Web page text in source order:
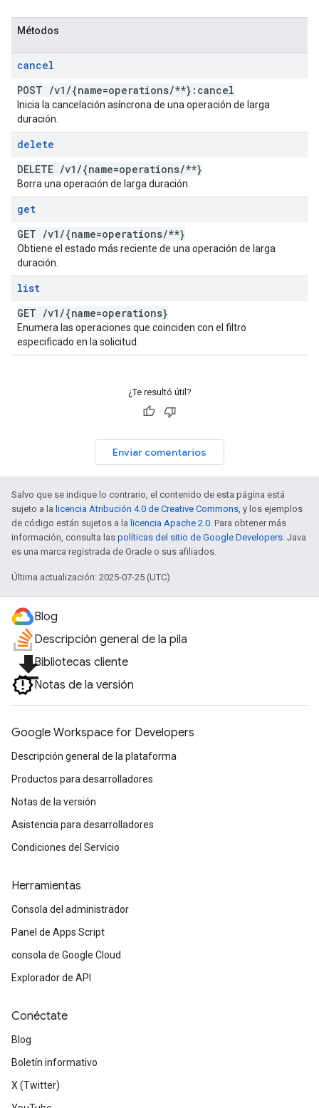
Métodos
cancel
POST /v1 /{name=operations/**}:cancel
Inicia la cancelación asíncrona de una operación de larga
duración.
delete
DELETE /v1 /{name=operations/**}
Borra una operación de larga duración.
get
GET /v1 /{name=operations/**}
Obtiene el estado más reciente de una operación de larga
duración.
list
GET /v1 /{name=operations}
Enumera las operaciones que coinciden con el filtro
especificado en la solicitud.
¿Te resultó útil?
Enviar comentarios
Salvo que se indique lo contrario, el contenido de esta página está
sujeto a la licencia Atribución 4.0 de Creative Commons, y los ejemplos
de código están sujetos a la licencia Apache 2.0. Para obtener más
información, consulta las políticas del sitio de Google Developers. Java
es una marca registrada de Oracle o sus afiliados.
Última actualización: 2025-07-25 (UTC)
Blog
Descripción general de la pila
file_downloadBibliotecas cliente
Notas de la versión
Google Workspace for Developers
Descripción general de la plataforma
Productos para desarrolladores
Notas de la versión
Asistencia para desarrolladores
Condiciones del Servicio
Herramientas
Consola del administrador
Panel de Apps Script
consola de Google Cloud
Explorador de API
Conéctate
Blog
Boletín informativo
X (Twitter)